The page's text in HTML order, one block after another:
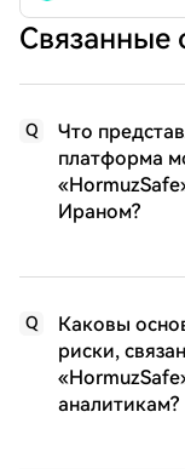
Связанные
Q
Что
платформа
Ираном?
Q
Каковы
риски,
аналитикам?